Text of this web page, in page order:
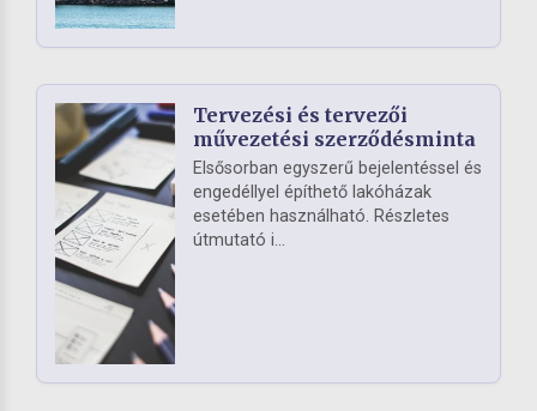
Tervezési és tervezői
művezetési szerződésminta
Elsősorban egyszerű bejelentéssel és
engedéllyel építhető lakóházak
esetében használható. Részletes
útmutató i...